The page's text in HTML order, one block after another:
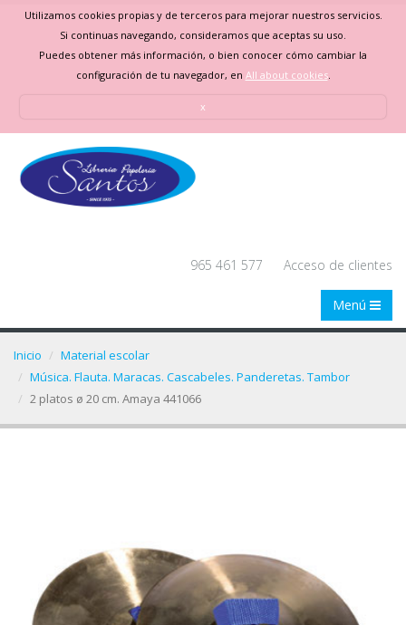
Utilizamos cookies propias y de terceros para mejorar nuestros servicios.
Si continuas navegando, consideramos que aceptas su uso.
Puedes obtener más información, o bien conocer cómo cambiar la
configuración de tu navegador, en All about cookies.
x
965 461 577 Acceso de clientes
Menú
Inicio
Material escolar
Música. Flauta. Maracas. Cascabeles. Panderetas. Tambor
2 platos ø 20 cm. Amaya 441066